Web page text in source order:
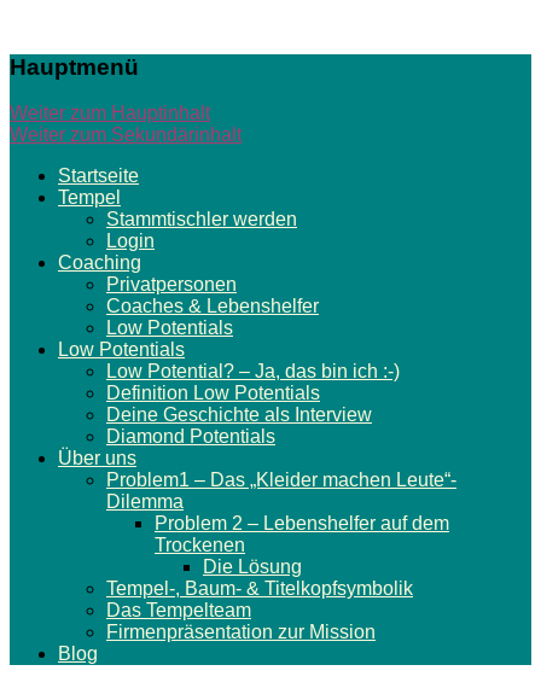
Seele auf
Online-
Stammtische
| 3D-
Begegnungen
| Coaching
Coaches, Firmen
& Sponsoren für
Low Potentials
Hauptmenü
Weiter zum Hauptinhalt
Weiter zum Sekundärinhalt
Startseite
Tempel
Stammtischler werden
Login
Coaching
Privatpersonen
Coaches & Lebenshelfer
Low Potentials
Low Potentials
Low Potential? – Ja, das bin ich :-)
Definition Low Potentials
Deine Geschichte als Interview
Diamond Potentials
Über uns
Problem1 – Das „Kleider machen Leute“-
Dilemma
Problem 2 – Lebenshelfer auf dem
Trockenen
Die Lösung
Tempel-, Baum- & Titelkopfsymbolik
Das Tempelteam
Firmenpräsentation zur Mission
Blog